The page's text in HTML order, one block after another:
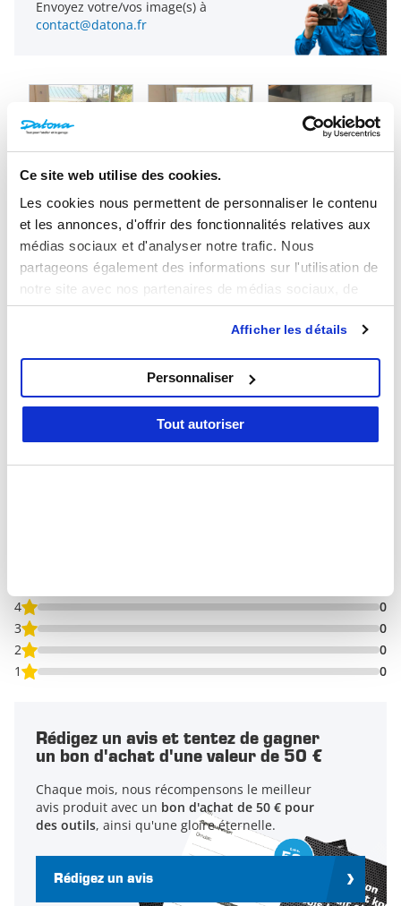
Ce site web utilise des cookies.
Les cookies nous permettent de personnaliser le contenu
et les annonces, d'offrir des fonctionnalités relatives aux
médias sociaux et d'analyser notre trafic. Nous
partageons également des informations sur l'utilisation de
notre site avec nos partenaires de médias sociaux, de
publicité et d'analyse, qui peuvent combiner celles-ci
avec d'autres informations que vous leur avez fournies ou
Afficher les détails
Tout autoriser
Personnaliser
Envoyez votre/vos image(s) à
contact@datona.fr
4
0
3
0
2
0
1
0
Rédigez un avis et tentez de gagner
un bon d'achat d'une valeur de 50 €
Chaque mois, nous récompensons le meilleur
avis produit avec un bon d'achat de 50 € pour
des outils, ainsi qu'une gloire éternelle.
Rédigez un avis